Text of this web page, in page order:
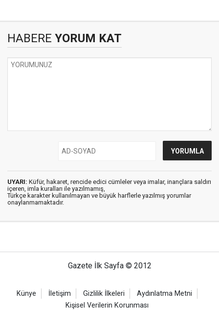
HABERE YORUM KAT
UYARI: Küfür, hakaret, rencide edici cümleler veya imalar, inançlara saldırı
içeren, imla kuralları ile yazılmamış,
Türkçe karakter kullanılmayan ve büyük harflerle yazılmış yorumlar
onaylanmamaktadır.
Gazete İlk Sayfa © 2012
Künye İletişim Gizlilik İlkeleri
Aydınlatma Metni
Kişisel Verilerin Korunması